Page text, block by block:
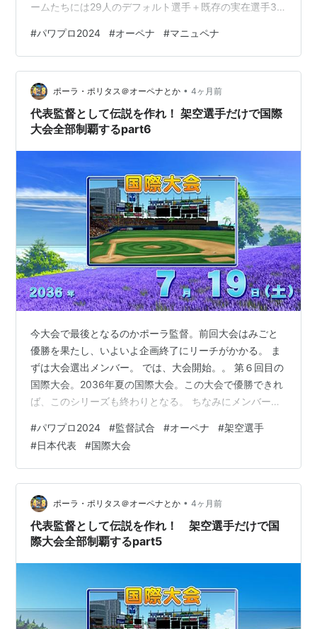
ームたちには29人のデフォルト選手＋既存の実在選手31
南海には、それぞれ12球団の実在選手のうち、各12球団
からあぶれた選手をそれぞれ30人ずつ配置。また、そこ
からさらにあぶれた選手たちだけで構成されたオリジナ
ル球団「ポーラ・ユニオンズ」をプレイヤー球団として
使用。 弱小球団が年月をかけてどうにか日本一に上り詰
める実況になればいいな。…
#パワプロ2024 #オーペナ #マニュペナ
ポーラ・ポリタス＠オーペナとか • 4ヶ月前
代表監督として伝説を作れ！ 架空選手だけで国際
大会全部制覇するpart6
今大会で最後となるのかポーラ監督。前回大会はみごと
優勝を果たし、いよいよ企画終了にリーチがかかる。 ま
ずは大会選出メンバー。 では、大会開始。。 第６回目の
国際大会。2036年夏の国際大会。この大会で優勝できれ
ば、このシリーズも終わりとなる。 ちなみにメンバーだ
上間を招集。丹は今回不参加。その代わり上松、湊川を
招集。野手の方は、柳下に代わり藤本、平木に代わり井
本を招集。 — 星野朱里/日本代表監督ポーラ＠ポーラの
パワプロブログ (@polapattsydaigo.bsky.social) 2026-
03-31T01:06:35.423Z bsk…
#パワプロ2024 #監督試合 #オーペナ #架空選手
#日本代表 #国際大会
ポーラ・ポリタス＠オーペナとか • 4ヶ月前
代表監督として伝説を作れ！ 架空選手だけで国
際大会全部制覇するpart5